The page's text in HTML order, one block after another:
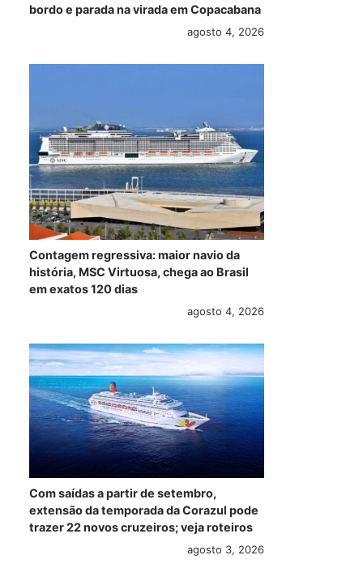
bordo e parada na virada em Copacabana
agosto 4, 2026
Contagem regressiva: maior navio da
história, MSC Virtuosa, chega ao Brasil
em exatos 120 dias
agosto 4, 2026
Com saídas a partir de setembro,
extensão da temporada da Corazul pode
trazer 22 novos cruzeiros; veja roteiros
agosto 3, 2026